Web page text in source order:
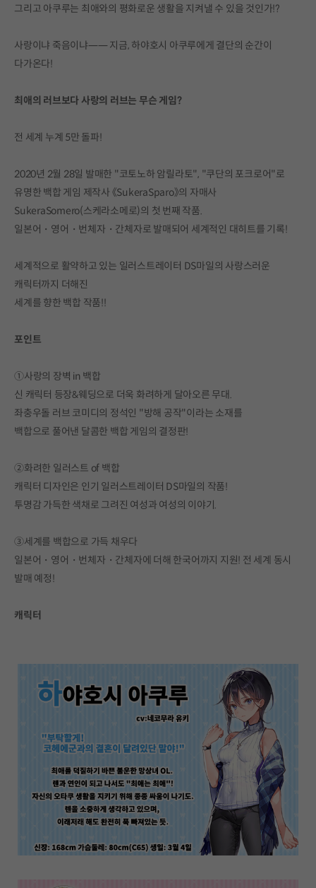
그리고 아쿠루는 최애와의 평화로운 생활을 지켜낼 수 있을 것인가!?
사랑이냐 죽음이냐―― 지금, 하야호시 아쿠루에게 결단의 순간이
다가온다!
최애의 러브보다 사랑의 러브는 무슨 게임?
전 세계 누계 5만 돌파!
2020년 2월 28일 발매한 "코토노하 암릴라토", "쿠단의 포크로어"로
유명한 백합 게임 제작사 《SukeraSparo》의 자매사
SukeraSomero(스케라소메로)의 첫 번째 작품.
일본어・영어・번체자・간체자로 발매되어 세계적인 대히트를 기록!
세계적으로 활약하고 있는 일러스트레이터 DS마일의 사랑스러운
캐릭터까지 더해진
세계를 향한 백합 작품!!
포인트
①사랑의 장벽 in 백합
신 캐릭터 등장&웨딩으로 더욱 화려하게 달아오른 무대.
좌충우돌 러브 코미디의 정석인 "방해 공작"이라는 소재를
백합으로 풀어낸 달콤한 백합 게임의 결정판!
②화려한 일러스트 of 백합
캐릭터 디자인은 인기 일러스트레이터 DS마일의 작품!
투명감 가득한 색채로 그려진 여성과 여성의 이야기.
③세계를 백합으로 가득 채우다
일본어・영어・번체자・간체자에 더해 한국어까지 지원! 전 세계 동시
발매 예정!
캐릭터